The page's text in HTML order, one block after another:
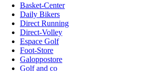
Basket-Center
Daily Bikers
Direct Running
Direct-Volley
Espace Golf
Foot-Store
Galoppostore
Golf and co